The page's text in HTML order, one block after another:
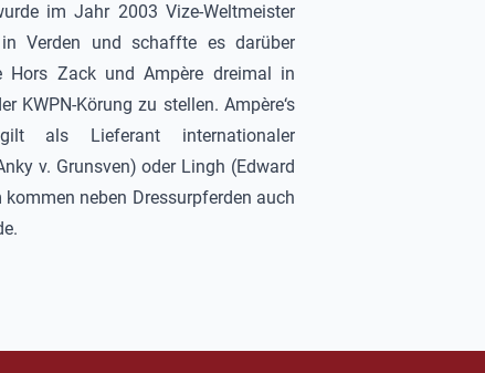
im Jahr 2003 Vize-Weltmeister
Verden und schaffte es darüber
Hors Zack undAmpère dreimal in
KWPN-Körung zu stellen. Ampère‘s
als Lieferant internationaler
v. Grunsven) oder Lingh (Edward
neben Dressurpferden auch